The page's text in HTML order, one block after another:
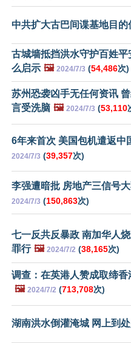
中共扩大古巴间谍基地目的
古城墙抵挡洪水守护百姓平
么启示 🖼️ 2024/7/3 (54,486次)
苏州恐袭凶手无任何资讯
言受洗脑 🖼️ 2024/7/3 (53,110
6年来首次 美国包机遣返中
2024/7/3 (39,357次)
李强遭暗批 房地产三信号大
2024/7/3 (150,863次)
七一反共反暴政 南加华人
罪行 🖼️ 2024/7/2 (38,165次)
调查：在英港人赞成取缔香
🖼️ 2024/7/2 (713,708次)
湖南洪水倒灌淹城 网上到